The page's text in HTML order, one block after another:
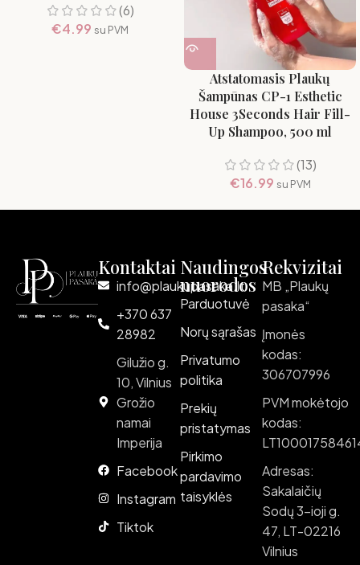
(6)
€4.99 su PVM
Atstatomasis Plaukų
Šampūnas CP-1 Esthetic
House 3Seconds Hair Fill-
Up Shampoo, 500 ml
(13)
€16.99 su PVM
Kontaktai
info@plaukupasaka.lt
+370 637
28982
Gilužio g.
10, Vilnius
Grožio
namai
Imperija
Facebook
Instagram
Tiktok
Naudingos
nuorodos
Parduotuvė
Norų sąrašas
Privatumo
politika
Prekių
pristatymas
Pirkimo
pardavimo
taisyklės
Rekvizitai
MB „Plaukų
pasaka“
Įmonės
kodas:
306707996
PVM mokėtojo
kodas:
Adresas:
Sakalaičių
Sodų 3-ioji g.
47, LT-02216
Vilnius